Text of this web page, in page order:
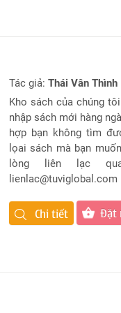
Tác giả: Thái Vân Thình
Kho sách của chúng
nhập sách mới hàng
hợp bạn không tìm
lọai sách mà bạn
lòng liên lạc
lienlac@tuviglobal.com
Chi tiết Đặt